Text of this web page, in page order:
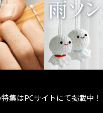
集はPCサイトにて掲載中！